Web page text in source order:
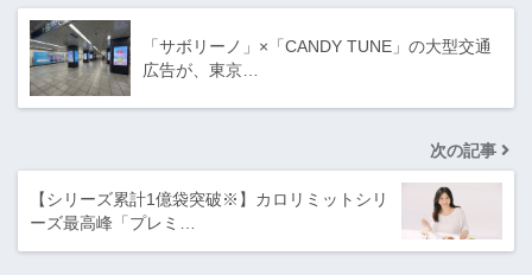
「サボリーノ」×「CANDY TUNE」の大型交通
広告が、東京…
次の記事
【シリーズ累計1億袋突破※】カロリミットシリ
ーズ最高峰「プレミ…